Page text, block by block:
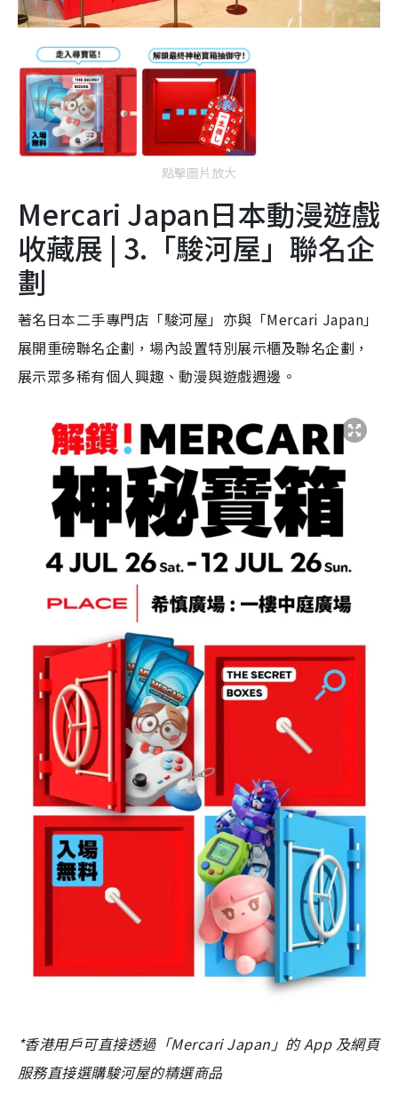
點擊圖片放大
Mercari Japan日本動漫遊戲
收藏展 | 3.「駿河屋」聯名企
劃
著名日本二手專門店「駿河屋」亦與「Mercari Japan」
展開重磅聯名企劃，場內設置特別展示櫃及聯名企劃，
展示眾多稀有個人興趣、動漫與遊戲週邊。
*香港用戶可直接透過「Mercari Japan」的 App 及網頁
服務直接選購駿河屋的精選商品